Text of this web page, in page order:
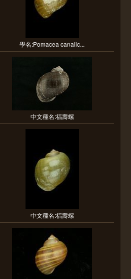
學名:Pomacea canalic...
中文種名:福壽螺
中文種名:福壽螺